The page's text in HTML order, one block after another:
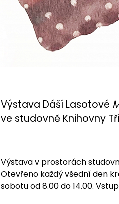
Výstava Dáší Lasotové
ve studovně Knihovny
Výstava v prostorách
Otevřeno každý všední den
sobotu od 8.00 do 14.00.